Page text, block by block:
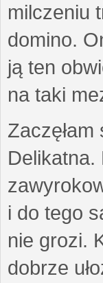
milczeniu
domino.
ją ten
na taki
i do tego
nie grozi.
dobrze